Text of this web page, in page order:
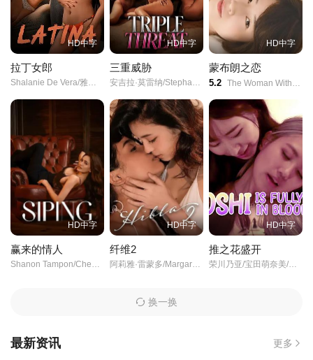
HD中字
拉丁女郎
Shalanie De Vera/雅典娜·瑞德/马可·莫拉/Joko Rivera/
HD中字
三重威胁
安吉拉·莫雷纳/Stephanie Raz/米凯拉·拉兹/
HD中字
蒙布朗之恋
5.2 The Woman With The Mont Blanc/
HD中字
赢来的情人
HD中字
纤维2
阿莉雅·雷蒙多/Margaret Diaz/阿尔比·卡西诺/Leandro Baldemor/
HD中字
推之花盛开
荣川乃亚/宝田萌奈美/水户和久伊/福田桃桃/
换一换
最新资讯 更多